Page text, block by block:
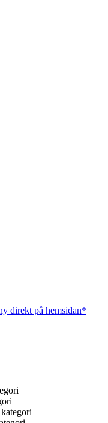
direkt på hemsidan*